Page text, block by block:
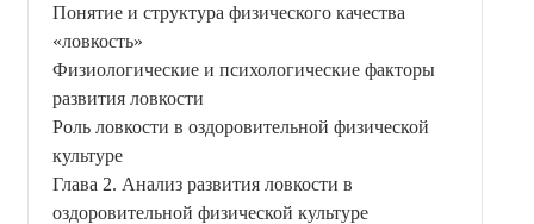
Понятие и структура физического качества
«ловкость»
Физиологические и психологические факторы
развития ловкости
Роль ловкости в оздоровительной физической
культуре
Глава 2. Анализ развития ловкости в
оздоровительной физической культуре